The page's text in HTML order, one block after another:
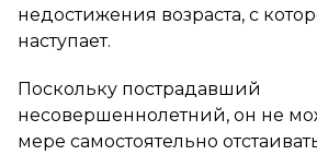
недостижения возраста, с
наступает.
Поскольку пострадавший
несовершеннолетний, он не
мере самостоятельно